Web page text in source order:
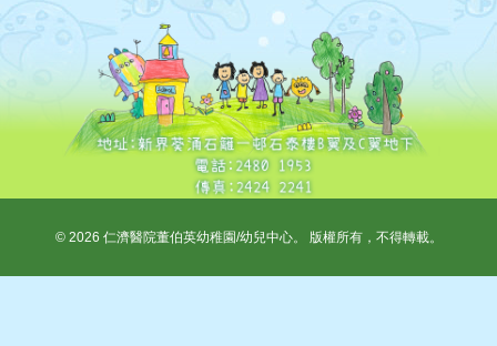
© 2026 仁濟醫院董伯英幼稚園/幼兒中心。 版權所有，不得轉載。